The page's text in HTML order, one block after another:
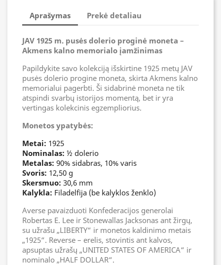
Aprašymas Prekė detaliau
JAV 1925 m. pusės dolerio proginė moneta –
Akmens kalno memorialo įamžinimas
Papildykite savo kolekciją išskirtine 1925 metų JAV
pusės dolerio progine moneta, skirta Akmens kalno
memorialui pagerbti. Ši sidabrinė moneta ne tik
atspindi svarbų istorijos momentą, bet ir yra
vertingas kolekcinis egzempliorius.
Monetos ypatybės:
Metai: 1925
Nominalas: ½ dolerio
Metalas: 90% sidabras, 10% varis
Svoris: 12,50 g
Skersmuo: 30,6 mm
Kalykla: Filadelfija (be kalyklos ženklo)
Averse pavaizduoti Konfederacijos generolai
Robertas E. Lee ir Stonewallas Jacksonas ant žirgų,
su užrašu „LIBERTY“ ir monetos kaldinimo metais
„1925“. Reverse – erelis, stovintis ant kalvos,
apsuptas užrašų „UNITED STATES OF AMERICA“ ir
nominalo „HALF DOLLAR“.